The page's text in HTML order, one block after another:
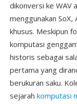
dikonversi ke WAV
menggunakan
khusus. Meskipun
komputasi
historis sebagai
pertama yang
berukuran saku.
sejarah komputasi